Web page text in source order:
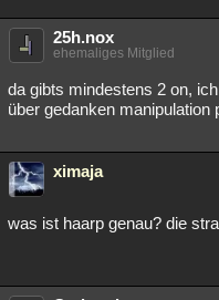
25h.nox
ehemaliges Mitglied
da gibts mindestens 2 on,
über gedanken manipulation
ximaja
was ist haarp genau? die